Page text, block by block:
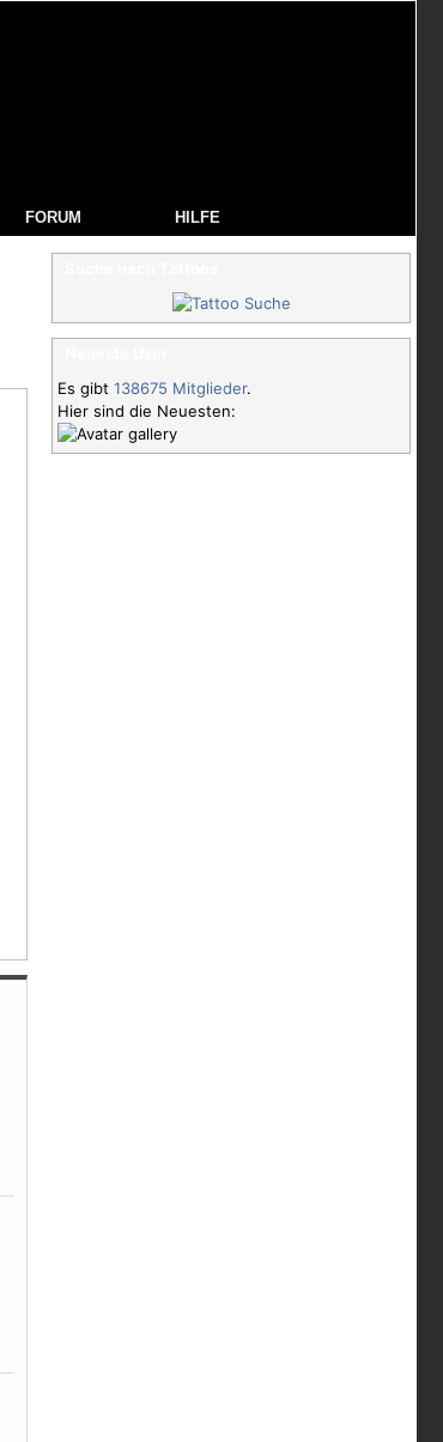
FORUM HILFE
Es gibt 138675 Mitglieder.
Hier sind die Neuesten: